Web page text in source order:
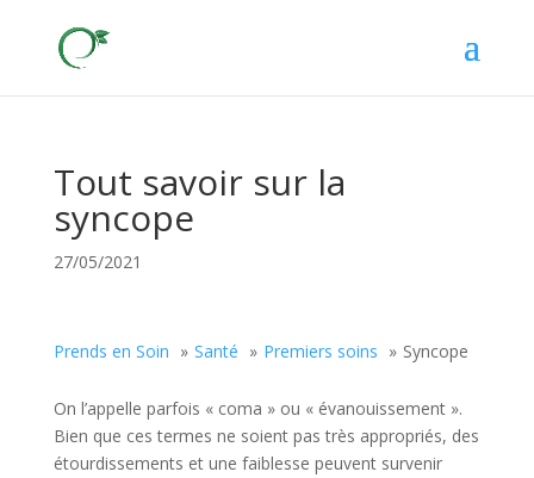
Tout savoir sur la
syncope
27/05/2021
Prends en Soin Santé Premiers soins Syncope
On l’appelle parfois « coma » ou « évanouissement ».
Bien que ces termes ne soient pas très appropriés, des
étourdissements et une faiblesse peuvent survenir